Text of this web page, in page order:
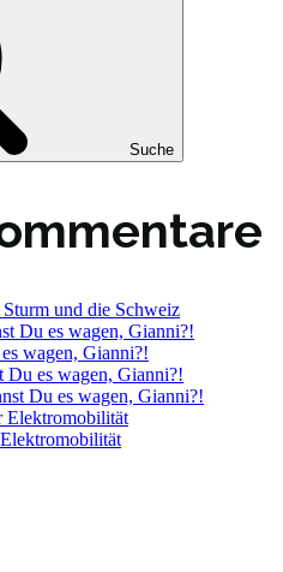
Suche
und die Schweiz
Du es wagen, Gianni?!
wagen, Gianni?!
Du es wagen, Gianni?!
Du es wagen, Gianni?!
Elektromobilität